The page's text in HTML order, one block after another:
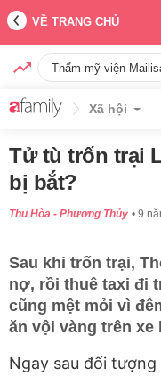
VỀ TRANG CHỦ
Thẩm mỹ viện
Xã hội
Tử tù trốn trại
bị bắt?
Thu Hòa - Phương Thủy 9
Sau khi trốn trại,
nợ, rồi thuê taxi đi
cũng mệt mỏi vì
ăn vội vàng trên xe
Ngay sau đối